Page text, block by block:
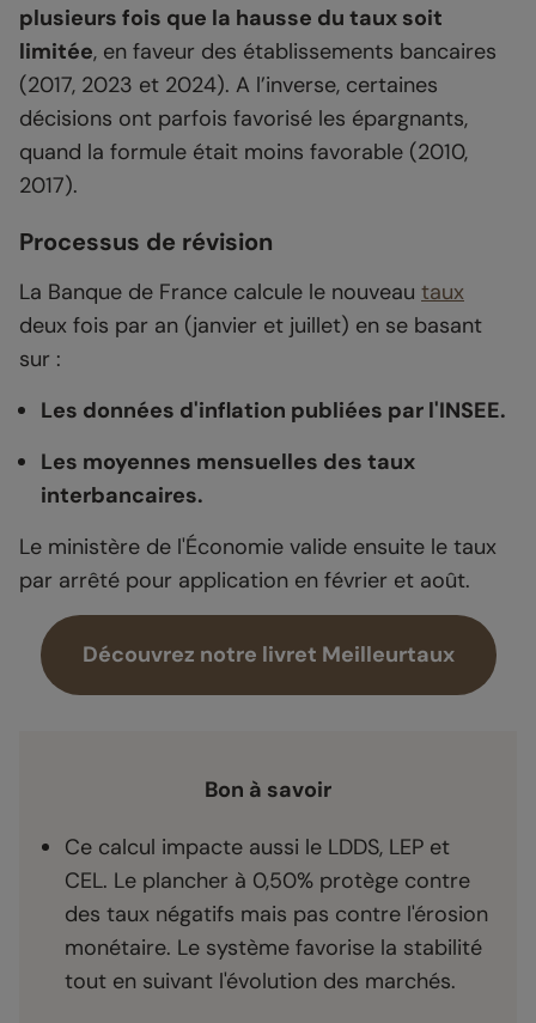
plusieurs fois que la hausse du taux soit
limitée, en faveur des établissements bancaires
(2017, 2023 et 2024). A l’inverse, certaines
décisions ont parfois favorisé les épargnants,
quand la formule était moins favorable (2010,
2017).
Processus de révision
La Banque de France calcule le nouveau taux
deux fois par an (janvier et juillet) en se basant
sur :
Les données d'inflation publiées par l'INSEE.
Les moyennes mensuelles des taux
interbancaires.
Le ministère de l'Économie valide ensuite le taux
par arrêté pour application en février et août.
Découvrez notre livret Meilleurtaux
Bon à savoir
Ce calcul impacte aussi le LDDS, LEP et
CEL. Le plancher à 0,50% protège contre
des taux négatifs mais pas contre l'érosion
monétaire. Le système favorise la stabilité
tout en suivant l'évolution des marchés.